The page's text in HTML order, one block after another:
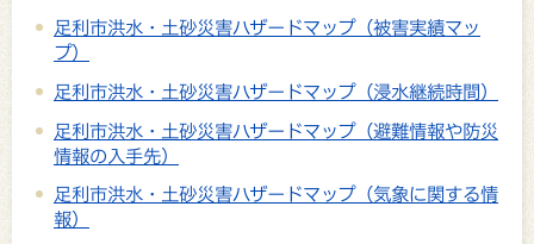
足利市洪水・土砂災害ハザードマップ（被害実績マッ
プ）
足利市洪水・土砂災害ハザードマップ（浸水継続時間）
足利市洪水・土砂災害ハザードマップ（避難情報や防災
情報の入手先）
足利市洪水・土砂災害ハザードマップ（気象に関する情
報）